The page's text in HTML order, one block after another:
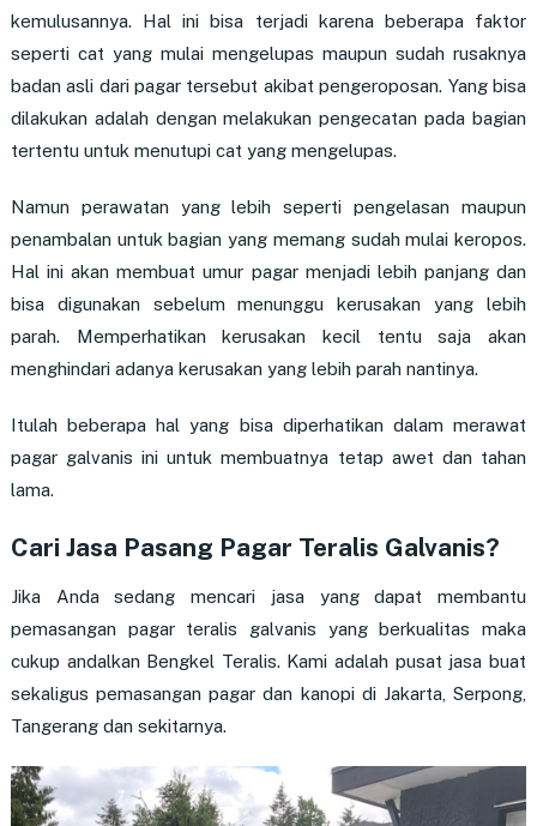
kemulusannya. Hal ini bisa terjadi karena beberapa faktor
seperti cat yang mulai mengelupas maupun sudah rusaknya
badan asli dari pagar tersebut akibat pengeroposan. Yang bisa
dilakukan adalah dengan melakukan pengecatan pada bagian
tertentu untuk menutupi cat yang mengelupas.
Namun perawatan yang lebih seperti pengelasan maupun
penambalan untuk bagian yang memang sudah mulai keropos.
Hal ini akan membuat umur pagar menjadi lebih panjang dan
bisa digunakan sebelum menunggu kerusakan yang lebih
parah. Memperhatikan kerusakan kecil tentu saja akan
menghindari adanya kerusakan yang lebih parah nantinya.
Itulah beberapa hal yang bisa diperhatikan dalam merawat
pagar galvanis ini untuk membuatnya tetap awet dan tahan
lama.
Cari Jasa Pasang Pagar Teralis Galvanis?
Jika Anda sedang mencari jasa yang dapat membantu
pemasangan pagar teralis galvanis yang berkualitas maka
cukup andalkan Bengkel Teralis. Kami adalah pusat jasa buat
sekaligus pemasangan pagar dan kanopi di Jakarta, Serpong,
Tangerang dan sekitarnya.